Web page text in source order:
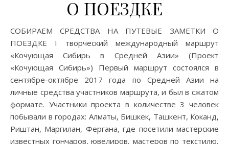
О ПОЕЗДКЕ
СОБИРАЕМ СРЕДСТВА НА ПУТЕВЫЕ ЗАМЕТКИ О
ПОЕЗДКЕ I творческий международный маршрут
«Кочующая Сибирь в Средней Азии» (Проект
«Кочующая Сибирь») Первый маршрут состоялся в
сентябре-октябре 2017 года по Средней Азии на
личные средства участников маршрута, и был в сжатом
формате. Участники проекта в количестве 3 человек
побывали в городах: Алматы, Бишкек, Ташкент, Коканд,
Риштан, Маргилан, Фергана, где посетили мастерские
известных гончаров, ювелиров, мастеров по текстилю,